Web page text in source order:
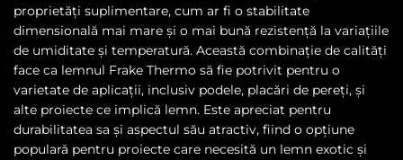
proprietăți suplimentare, cum ar fi o stabilitate
dimensională mai mare și o mai bună rezistență la variațiile
de umiditate și temperatură. Această combinație de calități
face ca lemnul Frake Thermo să fie potrivit pentru o
varietate de aplicații, inclusiv podele, placări de pereți, și
alte proiecte ce implică lemn. Este apreciat pentru
durabilitatea sa și aspectul său atractiv, fiind o opțiune
populară pentru proiecte care necesită un lemn exotic și